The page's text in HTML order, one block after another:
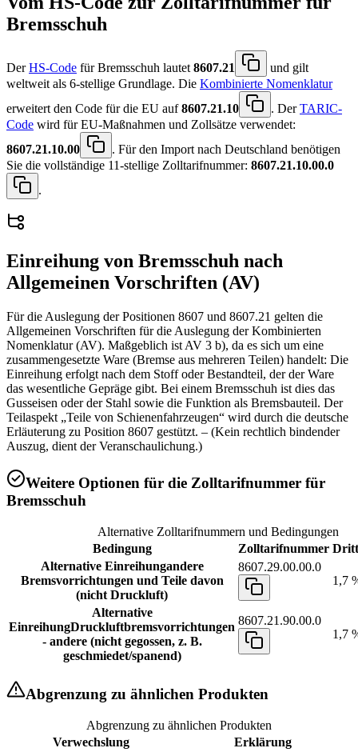
Bremsschuh
DerHS-Code für Bremsschuh lautet8607.21
und gilt
weltweit als 6-stellige Grundlage. Die Kombinierte Nomenklatur
erweitert den Code für die EU auf8607.21.10 . DerTARIC-
Code wird für EU-Maßnahmen und Zollsätze verwendet:
8607.21.10.00
. Für den Import nach Deutschland benötigen
Sie die vollständige 11-stellige Zolltarifnummer: 8607.21.10.00.0
.
Einreihung von Bremsschuh nach
Allgemeinen Vorschriften (AV)
Für die Auslegung der Positionen 8607 und 8607.21 gelten die
Allgemeinen Vorschriften für die Auslegung der Kombinierten
Nomenklatur (AV). Maßgeblich ist AV 3 b), da es sich um eine
zusammengesetzte Ware (Bremse aus mehreren Teilen) handelt: Die
Einreihung erfolgt nach dem Stoff oder Bestandteil, der der Ware
das wesentliche Gepräge gibt. Bei einem Bremsschuh ist dies das
Gusseisen oder der Stahl sowie die Funktion als Bremsbauteil. Der
Teilaspekt „Teile von Schienenfahrzeugen“ wird durch die deutsche
Erläuterung zu Position 8607 gestützt. – (Kein rechtlich bindender
Auszug, dient der Veranschaulichung.)
Weitere Optionen für die Zolltarifnummer für
Bremsschuh
Alternative Zolltarifnummern und Bedingungen
Bedingung
Zolltarifnummer
Alternative Einreihungandere
Bremsvorrichtungen und Teile davon
(nicht Druckluft)
8607.29.00.00.0
1,7
Alternative
EinreihungDruckluftbremsvorrichtungen
- andere (nicht gegossen, z. B.
geschmiedet/spanend)
8607.21.90.00.0
1,7
Abgrenzung zu ähnlichen Produkten
Abgrenzung zu ähnlichen Produkten
Verwechslung
Erklärung